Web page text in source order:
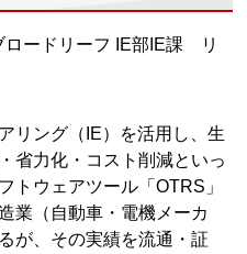
ロードリーフ IE部IE課 リ
リング（IE）を活用し、生
省力化・コスト削減といっ
トウェアツール「OTRS」
業（自動車・電機メーカ
が、その実績を流通・証